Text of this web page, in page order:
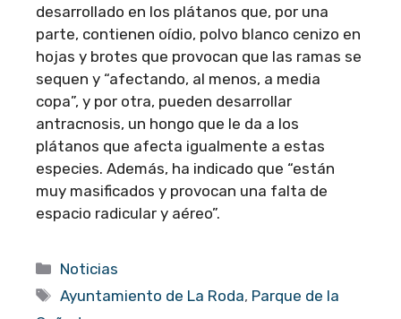
desarrollado en los plátanos que, por una
parte, contienen oídio, polvo blanco cenizo en
hojas y brotes que provocan que las ramas se
sequen y “afectando, al menos, a media
copa”, y por otra, pueden desarrollar
antracnosis, un hongo que le da a los
plátanos que afecta igualmente a estas
especies. Además, ha indicado que “están
muy masificados y provocan una falta de
espacio radicular y aéreo”.
Categorías
Noticias
Etiquetas
Ayuntamiento de La Roda, Parque de la